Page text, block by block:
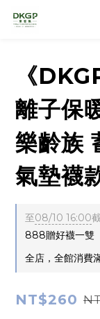
《
離子保
樂齡族
氣墊襪
至08/10 16:00
888贈好襪一雙
全店，全館消費
NT$260